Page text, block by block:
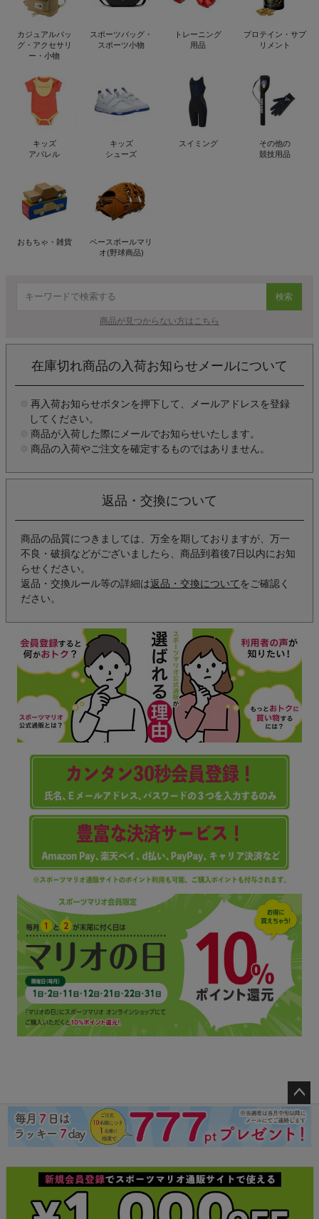
カジュアルバッ
グ・アクセサリ
ー・小物
スポーツバッグ・
スポーツ小物
トレーニング
用品
プロテイン・サプ
リメント
キッズ
アパレル
キッズ
シューズ
スイミング
その他の
競技用品
おもちゃ・雑貨
ベースボールマリ
オ(野球商品)
検索
商品が見つからない方はこちら
在庫切れ商品の入荷お知らせメールについて
再入荷お知らせボタンを押下して、メールアドレスを登録
してください。
商品が入荷した際にメールでお知らせいたします。
商品の入荷やご注文を確定するものではありません。
返品・交換について
商品の品質につきましては、万全を期しておりますが、万一
不良・破損などがございましたら、商品到着後7日以内にお知
らせください。
返品・交換ルール等の詳細は返品・交換について をご確認く
ださい。
ペー
ジト
ップ